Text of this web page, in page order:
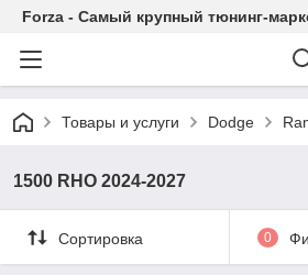
Forza - Самый крупный тюнинг-
Товары и услуги Dodge
1500 RHO 2024-2027
Сортировка 0